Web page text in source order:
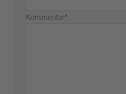
Kommentar*